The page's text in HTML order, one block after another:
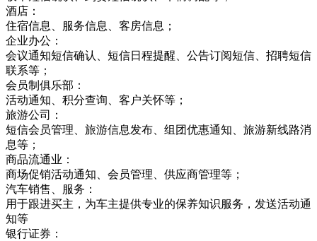
酒店：
住宿信息、服务信息、客房信息；
企业办公：
会议通知短信确认、短信日程提醒、公告订阅短信、招聘短信
联系等；
会员制俱乐部：
活动通知、积分查询、客户关怀等；
旅游公司：
短信会员管理、旅游信息发布、组团优惠通知、旅游新线路消
息等；
商品流通业：
商场促销活动通知、会员管理、供应商管理等；
汽车销售、服务：
用于跟进买主，为车主提供专业的保养知识服务，发送活动通
知等
银行证券：